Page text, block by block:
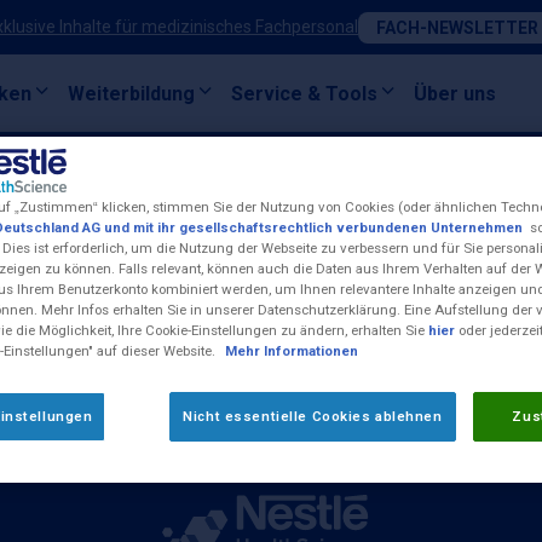
Inhalte für medizinisches Fachpersonal FACH-NEWSLETTER
Weiterbildung Service & Tools Über uns
Uhr und Freitag
Kontakt
Impressum
Nestlé Health Science
Cookie-Einstellungen
Compliance-Meldungen
„Zustimmen“ klicken, stimmen Sie der Nutzung von Cookies (oder ähnlichen
AG und mit ihr gesellschaftsrechtlich verbundenen Unternehmen
Dies ist erforderlich, um die Nutzung der Webseite zu verbessern und für Sie
zu können. Falls relevant, können auch die Daten aus Ihrem Verhalten auf der
Ihrem Benutzerkonto kombiniert werden, um Ihnen relevantere Inhalte anzeigen
Mehr Infos erhalten Sie in unserer Datenschutzerklärung. Eine Aufstellung der
die Möglichkeit, Ihre Cookie-Einstellungen zu ändern, erhalten Sie hier oder
Einstellungen" auf dieser Website.
Mehr Informationen
Nicht essentielle Cookies ablehnen